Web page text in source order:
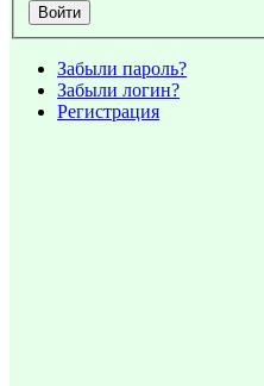
Забыли пароль?
Забыли логин?
Регистрация